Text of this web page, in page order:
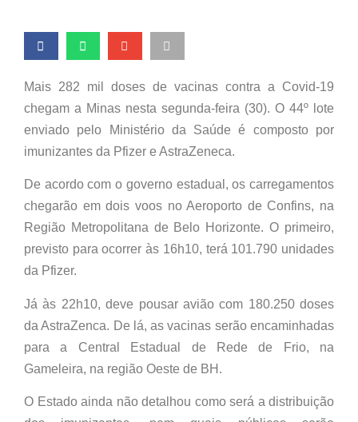
Mais 282 mil doses de vacinas contra a Covid-19
chegam a Minas nesta segunda-feira (30). O 44º lote
enviado pelo Ministério da Saúde é composto por
imunizantes da Pfizer e AstraZeneca.
De acordo com o governo estadual, os carregamentos
chegarão em dois voos no Aeroporto de Confins, na
Região Metropolitana de Belo Horizonte. O primeiro,
previsto para ocorrer às 16h10, terá 101.790 unidades
da Pfizer.
Já às 22h10, deve pousar avião com 180.250 doses
da AstraZenca. De lá, as vacinas serão encaminhadas
para a Central Estadual de Rede de Frio, na
Gameleira, na região Oeste de BH.
O Estado ainda não detalhou como será a distribuição